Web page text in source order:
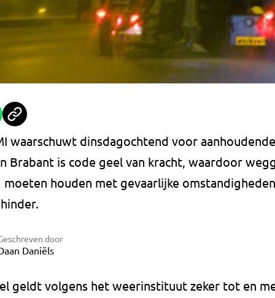
waarschuwt dinsdagochtend voor
Brabant is code geel van kracht, waardoor
moeten houden met gevaarlijke
door
Daniëls
geldt volgens het weerinstituut zeker tot en